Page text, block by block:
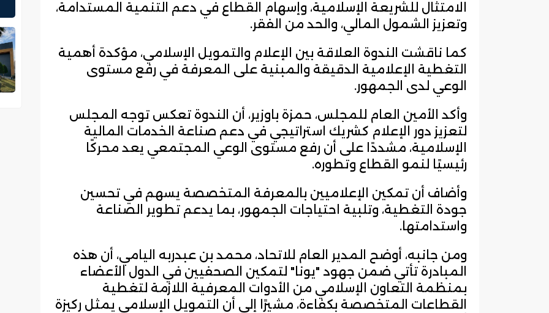
الامتثال للشريعة الإسلامية، وإسهام القطاع في دعم التنمية المستدامة،
وتعزيز الشمول المالي، والحد من الفقر.
كما ناقشت الندوة العلاقة بين الإعلام والتمويل الإسلامي، مؤكدة أهمية
التغطية الإعلامية الدقيقة والمبنية على المعرفة في رفع مستوى
الوعي لدى الجمهور.
وأكد الأمين العام للمجلس، حمزة باوزير، أن الندوة تعكس توجه المجلس
لتعزيز دور الإعلام كشريك استراتيجي في دعم صناعة الخدمات المالية
الإسلامية، مشددًا على أن رفع مستوى الوعي المجتمعي يعد محركًا
رئيسيًا لنمو القطاع وتطوره.
وأضاف أن تمكين الإعلاميين بالمعرفة المتخصصة يسهم في تحسين
جودة التغطية، وتلبية احتياجات الجمهور، بما يدعم تطوير الصناعة
واستدامتها.
ومن جانبه، أوضح المدير العام للاتحاد، محمد بن عبدربه اليامي، أن هذه
المبادرة تأتي ضمن جهود "يونا" لتمكين الصحفيين في الدول الأعضاء
بمنظمة التعاون الإسلامي من الأدوات المعرفية اللازمة لتغطية
القطاعات المتخصصة بكفاءة، مشيرًا إلى أن التمويل الإسلامي يمثل ركيزة